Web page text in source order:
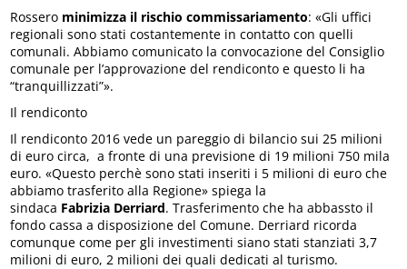
Rossero minimizza il rischio commissariamento: «Gli uffici
regionali sono stati costantemente in contatto con quelli
comunali. Abbiamo comunicato la convocazione del Consiglio
comunale per l’approvazione del rendiconto e questo li ha
“tranquillizzati”».
Il rendiconto
Il rendiconto 2016 vede un pareggio di bilancio sui 25 milioni
di euro circa, a fronte di una previsione di 19 milioni 750 mila
euro. «Questo perchè sono stati inseriti i 5 milioni di euro che
abbiamo trasferito alla Regione» spiega la
sindaca Fabrizia Derriard. Trasferimento che ha abbassto il
fondo cassa a disposizione del Comune. Derriard ricorda
comunque come per gli investimenti siano stati stanziati 3,7
milioni di euro, 2 milioni dei quali dedicati al turismo.